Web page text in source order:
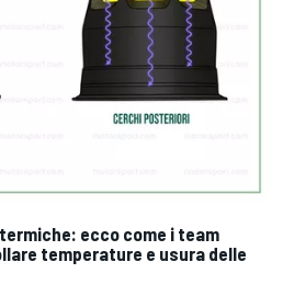
ecco come i team
temperature e usura delle